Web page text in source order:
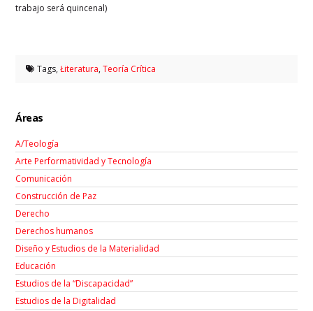
trabajo será quincenal)
Tags,Łiteratura,Teoría Crítica
Áreas
A/Teología
Arte Performatividad y Tecnología
Comunicación
Construcción de Paz
Derecho
Derechos humanos
Diseño y Estudios de la Materialidad
Educación
Estudios de la “Discapacidad”
Estudios de la Digitalidad